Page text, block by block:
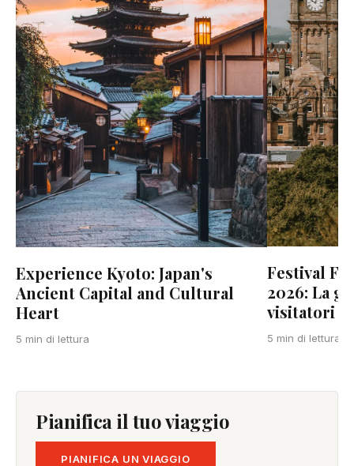
Experience Kyoto: Japan's
Ancient Capital and Cultural
Heart
5 min di lettura
Festival
2026: La
visitatori
5 min di lettura
Pianifica il tuo viaggio
PIANIFICA UN VIAGGIO